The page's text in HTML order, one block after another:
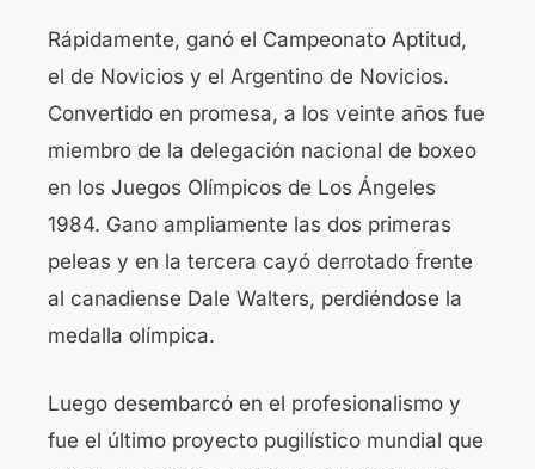
Rápidamente, ganó el Campeonato Aptitud,
el de Novicios y el Argentino de Novicios.
Convertido en promesa, a los veinte años fue
miembro de la delegación nacional de boxeo
en los Juegos Olímpicos de Los Ángeles
1984. Gano ampliamente las dos primeras
peleas y en la tercera cayó derrotado frente
al canadiense Dale Walters, perdiéndose la
medalla olímpica.
Luego desembarcó en el profesionalismo y
fue el último proyecto pugilístico mundial que